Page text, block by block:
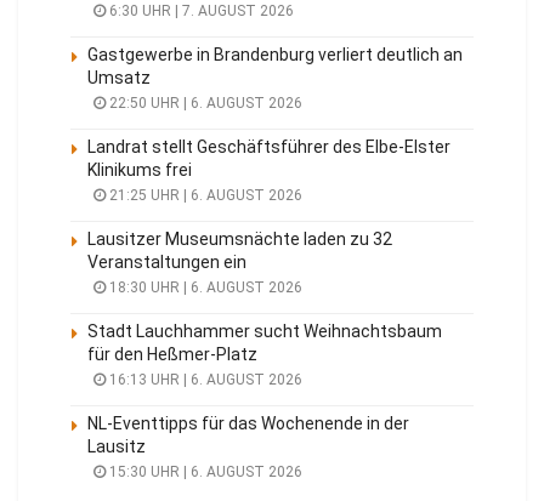
6:30 UHR | 7. AUGUST 2026
Gastgewerbe in Brandenburg verliert deutlich an
Umsatz
22:50 UHR | 6. AUGUST 2026
Landrat stellt Geschäftsführer des Elbe-Elster
Klinikums frei
21:25 UHR | 6. AUGUST 2026
Lausitzer Museumsnächte laden zu 32
Veranstaltungen ein
18:30 UHR | 6. AUGUST 2026
Stadt Lauchhammer sucht Weihnachtsbaum
für den Heßmer-Platz
16:13 UHR | 6. AUGUST 2026
NL-Eventtipps für das Wochenende in der
Lausitz
15:30 UHR | 6. AUGUST 2026